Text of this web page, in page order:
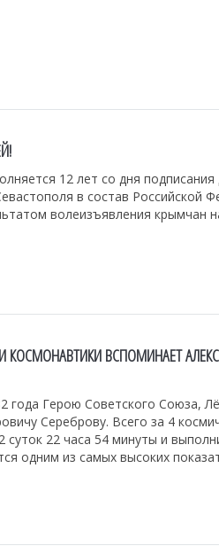
12 лет со дня
в состав Российской
волеизъявления крымчан
КОСМОНАВТИКИ ВСПОМИНАЕТ
года Герою Советского Союза,
Сереброву. Всего за 4
22 часа 54 минуты и
одним из самых высоких